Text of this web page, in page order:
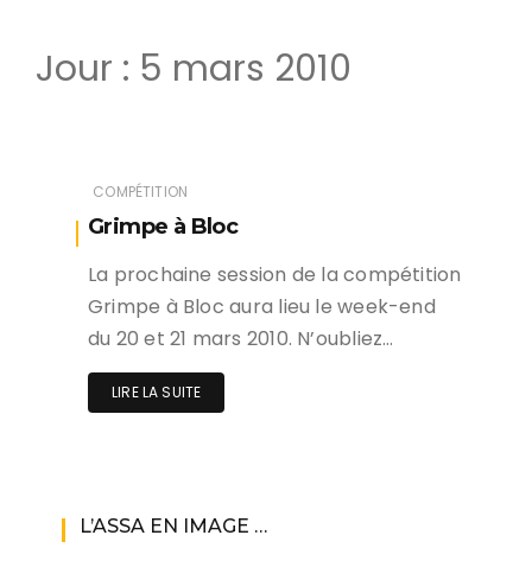
Jour : 5 mars 2010
COMPÉTITION
Grimpe à Bloc
La prochaine session de la compétition
Grimpe à Bloc aura lieu le week-end
du 20 et 21 mars 2010. N’oubliez…
LIRE LA SUITE
L’ASSA EN IMAGE …